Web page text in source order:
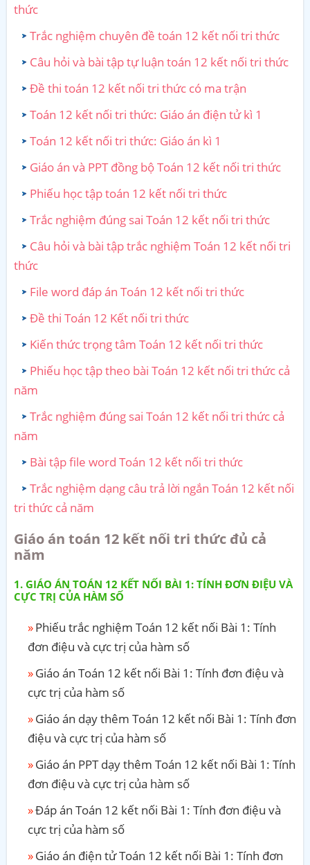
thức
Trắc nghiệm chuyên đề toán 12 kết nối tri thức
Câu hỏi và bài tập tự luận toán 12 kết nối tri thức
Đề thi toán 12 kết nối tri thức có ma trận
Toán 12 kết nối tri thức: Giáo án điện tử kì 1
Toán 12 kết nối tri thức: Giáo án kì 1
Giáo án và PPT đồng bộ Toán 12 kết nối tri thức
Phiếu học tập toán 12 kết nối tri thức
Trắc nghiệm đúng sai Toán 12 kết nối tri thức
Câu hỏi và bài tập trắc nghiệm Toán 12 kết nối tri
thức
File word đáp án Toán 12 kết nối tri thức
Đề thi Toán 12 Kết nối tri thức
Kiến thức trọng tâm Toán 12 kết nối tri thức
Phiếu học tập theo bài Toán 12 kết nối tri thức cả
năm
Trắc nghiệm đúng sai Toán 12 kết nối tri thức cả
năm
Bài tập file word Toán 12 kết nối tri thức
Trắc nghiệm dạng câu trả lời ngắn Toán 12 kết nối
tri thức cả năm
Giáo án toán 12 kết nối tri thức đủ cả
năm
GIÁO ÁN TOÁN 12 KẾT NỐI BÀI 1: TÍNH ĐƠN ĐIỆU VÀ
CỰC TRỊ CỦA HÀM SỐ
Phiếu trắc nghiệm Toán 12 kết nối Bài 1: Tính
đơn điệu và cực trị của hàm số
Giáo án Toán 12 kết nối Bài 1: Tính đơn điệu và
cực trị của hàm số
Giáo án dạy thêm Toán 12 kết nối Bài 1: Tính đơn
điệu và cực trị của hàm số
Giáo án PPT dạy thêm Toán 12 kết nối Bài 1: Tính
đơn điệu và cực trị của hàm số
Đáp án Toán 12 kết nối Bài 1: Tính đơn điệu và
cực trị của hàm số
Giáo án điện tử Toán 12 kết nối Bài 1: Tính đơn